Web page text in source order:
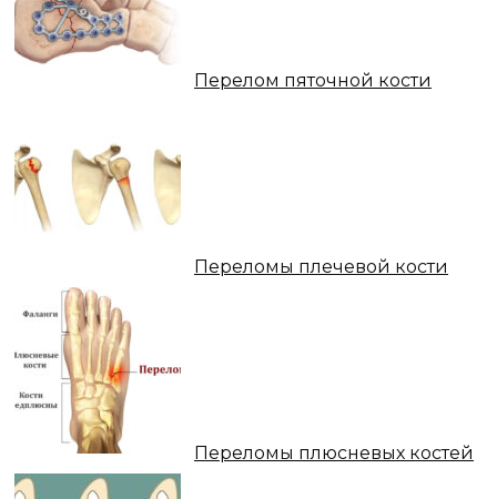
Перелом пяточной кости
Переломы плечевой кости
Переломы плюсневых костей